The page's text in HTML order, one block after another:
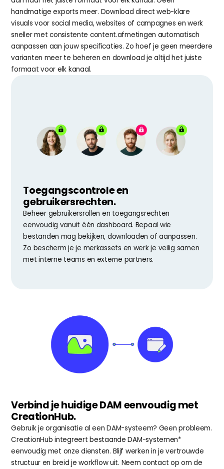
handmatige exports meer. Download direct web-klare
visuals voor social media, websites of campagnes en werk
sneller met consistente content.afmetingen automatisch
aanpassen aan jouw specificaties. Zo hoef je geen meerdere
varianten meer te beheren en download je altijd het juiste
formaat voor elk kanaal.
Toegangscontrole en
gebruikersrechten.
Beheer gebruikersrollen en toegangsrechten
eenvoudig vanuit één dashboard. Bepaal wie
bestanden mag bekijken, downloaden of aanpassen.
Zo bescherm je je merkassets en werk je veilig samen
met interne teams en externe partners.
Verbind je huidige DAM eenvoudig met
CreationHub.
Gebruik je organisatie al een DAM-systeem? Geen probleem.
CreationHub integreert bestaande DAM-systemen*
eenvoudig met onze diensten. Blijf werken in je vertrouwde
structuur en breid je workflow uit. Neem contact op om de